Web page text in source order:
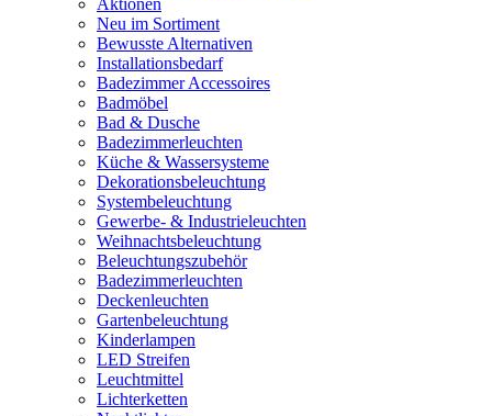
Aktionen
Neu im Sortiment
Bewusste Alternativen
Installationsbedarf
Badezimmer Accessoires
Badmöbel
Bad & Dusche
Badezimmerleuchten
Küche & Wassersysteme
Dekorationsbeleuchtung
Systembeleuchtung
Gewerbe- & Industrieleuchten
Weihnachtsbeleuchtung
Beleuchtungszubehör
Badezimmerleuchten
Deckenleuchten
Gartenbeleuchtung
Kinderlampen
LED Streifen
Leuchtmittel
Lichterketten